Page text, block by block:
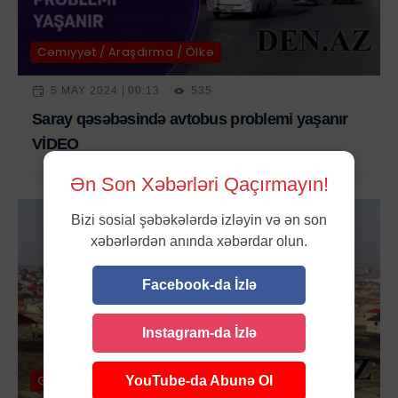
Cəmiyyət / Araşdırma / Ölkə
5 MAY 2024 | 00:13 535
Saray qəsəbəsində avtobus problemi yaşanır
VİDEO
Gündəm / Araşdırma / Ölkə
Ən Son Xəbərləri Qaçırmayın!
Bizi sosial şəbəkələrdə izləyin və ən son
xəbərlərdən anında xəbərdar olun.
Facebook-da İzlə
Instagram-da İzlə
YouTube-da Abunə Ol